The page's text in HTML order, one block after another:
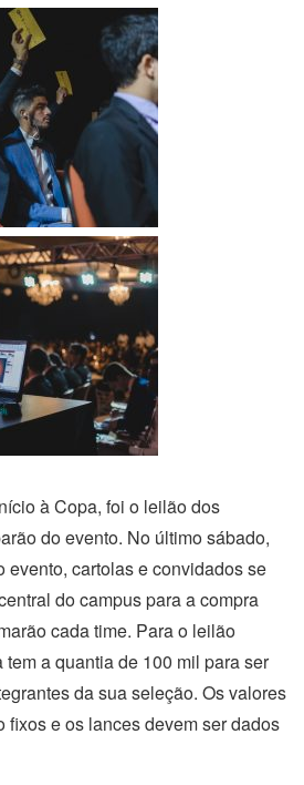
à Copa, foi o leilão dos
do evento. No último sábado,
evento, cartolas e convidados se
do campus para a compra
cada time. Para o leilão
a quantia de 100 mil para ser
da sua seleção. Os valores
fixos e os lances devem ser dados